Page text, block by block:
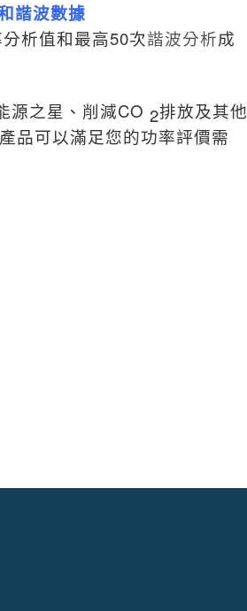
諧波數據
析值和最高50次諧波分析成
源之星、削減CO 2排放及其他
品可以滿足您的功率評價需